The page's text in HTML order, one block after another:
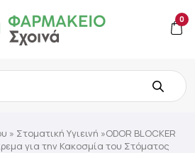
0
» Στοματική Υγιεινή »ODOR BLOCKER
για την Κακοσμία του Στόματος